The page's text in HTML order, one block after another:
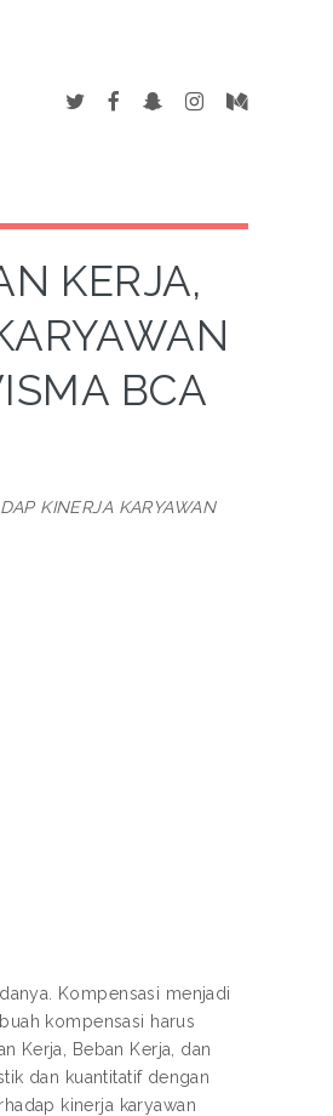
KERJA,
BCA
KINERJA KARYAWAN
Kompensasi menjadi
kompensasi harus
Kerja, Beban Kerja, dan
dan kuantitatif dengan
kinerja karyawan